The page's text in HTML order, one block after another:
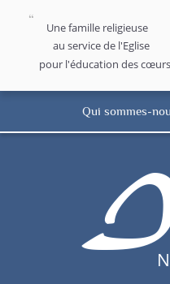
Une famille religieuse
au service de l'Eglise
pour l'éducation des cœurs
Qui sommes-